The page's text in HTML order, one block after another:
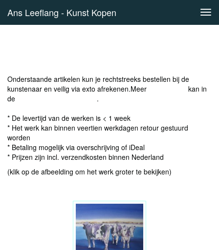
Ans Leeflang - Kunst Kopen
Onderstaande artikelen kun je rechtstreeks bestellen bij de
kunstenaar en veilig via exto afrekenen.Meer
kan in
de
.
* De levertijd van de werken is < 1 week
* Het werk kan binnen veertien werkdagen retour gestuurd
worden
* Betaling mogelijk via overschrijving of iDeal
* Prijzen zijn incl. verzendkosten binnen Nederland
(klik op de afbeelding om het werk groter te bekijken)